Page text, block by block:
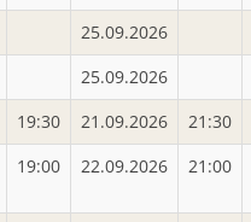
25.09.2026
25.09.2026
19:30 21.09.2026 21:30
19:00 22.09.2026 21:00